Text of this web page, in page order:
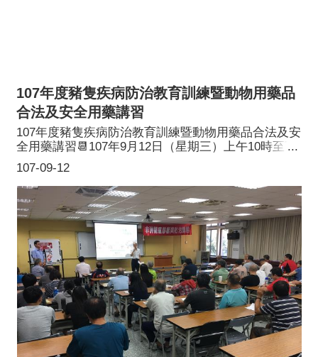
107年度豬隻疾病防治教育訓練暨動物用藥品
合法及安全用藥講習
107-09-12
107年度豬隻疾病防治教育訓練暨動物用藥品合法及安
全用藥講習📆107年9月12日（星期三）上午10時至下
午2時30分📌平鎮區農會3樓會議室（桃園市平鎮區南
東路2號）感謝李淑慧博士講解🐷「非洲豬瘟及口蹄疫
臨床症狀及防疫」、💉「正確使用動物用藥及疫苗提
升豬隻育成率以確保肉品安全無藥物殘留」、🐖「台
灣常見豬隻呼吸道及消化道疾病之診療」感謝莊玉輝
議員行政院農業委員會動植物防疫檢疫局新竹分局 柯
榮輝分局長蒞臨本講習再感謝公視 蒞臨採訪 🎥防堵非
洲豬瘟，大家一起努力！ 💪